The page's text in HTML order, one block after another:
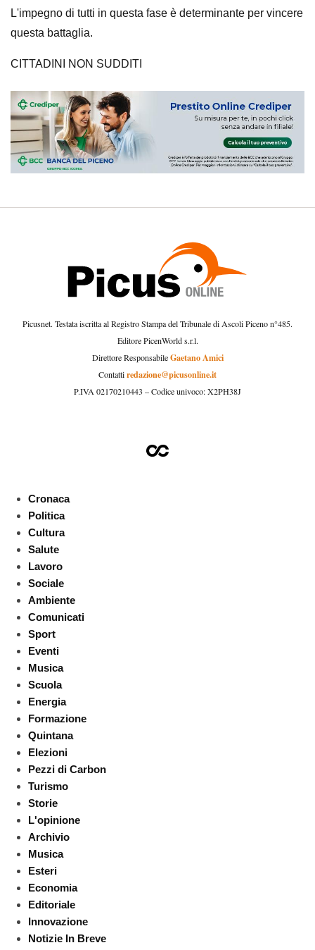
L'impegno di tutti in questa fase è determinante per vincere
questa battaglia.
CITTADINI NON SUDDITI
Picusnet. Testata iscritta al Registro Stampa del Tribunale di Ascoli Piceno n°485.
Editore PicenWorld s.r.l.
Direttore ResponsabileGaetano Amici
Contattiredazione@picusonline.it
P.IVA 02170210443 – Codice univoco: X2PH38J
Cronaca
Politica
Cultura
Salute
Lavoro
Sociale
Ambiente
Comunicati
Sport
Eventi
Musica
Scuola
Energia
Formazione
Quintana
Elezioni
Pezzi di Carbon
Turismo
Storie
L'opinione
Archivio
Musica
Esteri
Economia
Editoriale
Innovazione
Notizie In Breve